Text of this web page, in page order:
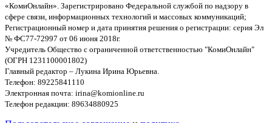
«КомиОнлайн». Зарегистрировано Федеральной службой по надзору в
сфере связи, информационных технологий и массовых коммуникаций;
Регистрационный номер и дата принятия решения о регистрации: серия Эл
№ ФС77-72997 от 06 июня 2018г.
Учредитель Общество с ограниченной ответственностью "КомиОнлайн"
(ОГРН 1231100001802)
Главный редактор – Лукина Ирина Юрьевна.
Телефон: 89225841110
Электронная почта: irina@komionline.ru
Телефон редакции: 89634880925